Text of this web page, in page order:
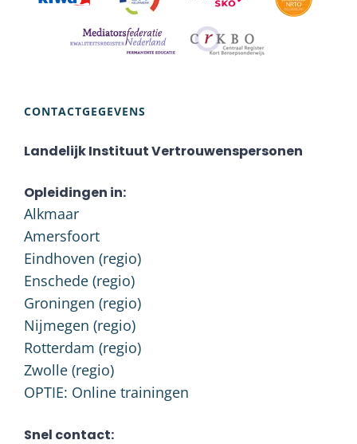
CONTACTGEGEVENS
Landelijk Instituut Vertrouwenspersonen
Opleidingen in:
Alkmaar
Amersfoort
Eindhoven (regio)
Enschede (regio)
Groningen (regio)
Nijmegen (regio)
Rotterdam (regio)
Zwolle (regio)
OPTIE: Online trainingen
Snel contact: